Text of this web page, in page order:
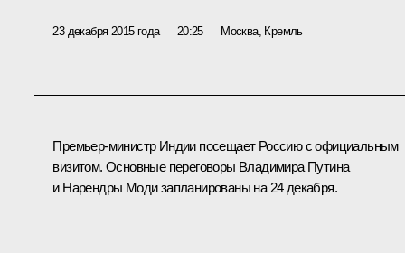
23 декабря 2015 года 20:25 Москва, Кремль
Премьер-министр Индии посещает Россию с официальным
визитом. Основные переговоры Владимира Путина
и Нарендры Модизапланированы на 24 декабря.